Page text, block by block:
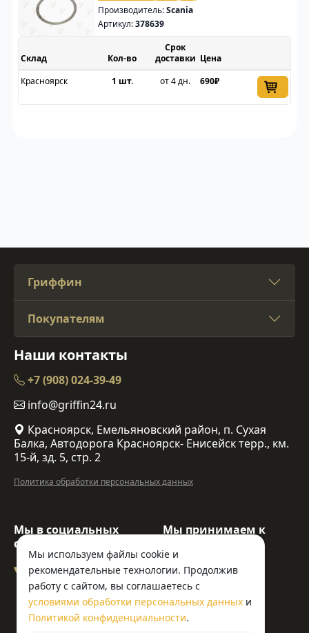
Производитель:Scania
Артикул:378639
Склад
Срок
доставки Цена
Красноярск
1 шт. от 4 дн. 690₽
Мы используем файлы cookie и
рекомендательные технологии. Продолжив
работу с сайтом, вы соглашаетесь с
условиями обработки персональных данных и
Политикой конфиденциальности.
Гриффин
Покупателям
Наши контакты
+7 (908) 024-39-49
info@griffin24.ru
Красноярск, Емельяновский район, п. Сухая
Балка, Автодорога Красноярск- Енисейск терр., км.
15-й, зд. 5, стр. 2
Политика обработки персональных данных
Мы в социальных
сетях:
Мы принимаем к
© ООО «Гриффин»